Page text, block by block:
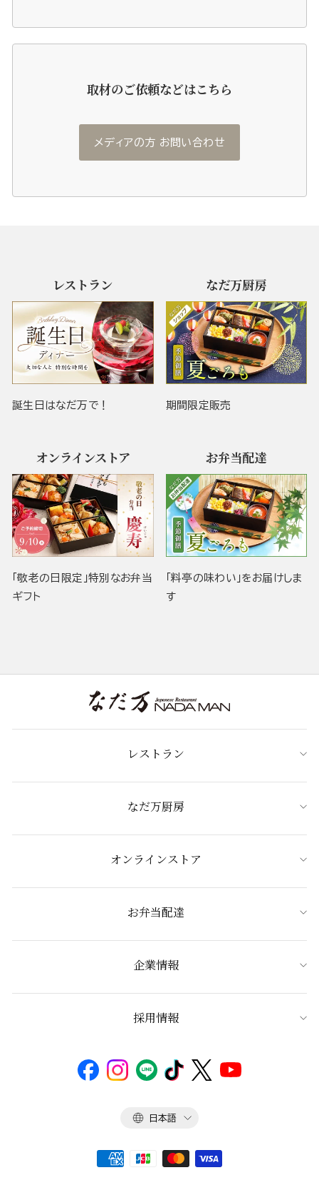
取材のご依頼などはこちら
メディアの方 お問い合わせ
レストラン
誕生日はなだ万で！
なだ万厨房
期間限定販売
オンラインストア
「敬老の日限定」特別なお弁当
ギフト
お弁当配達
「料亭の味わい」をお届けしま
す
レストラン
なだ万厨房
オンラインストア
お弁当配達
企業情報
採用情報
言
日本語